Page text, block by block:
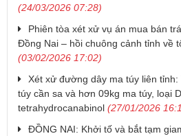
(24/03/2026 07:28)
Phiên tòa xét xử vụ án mua bán
Đồng Nai – hồi chuông cảnh tỉnh về
(03/02/2026 17:02)
Xét xử đường dây ma túy liên
túy cần sa và hơn 09kg ma túy, loại
tetrahydrocanabinol (27/01/2026
ĐỒNG NAI: Khởi tố và bắt tạm